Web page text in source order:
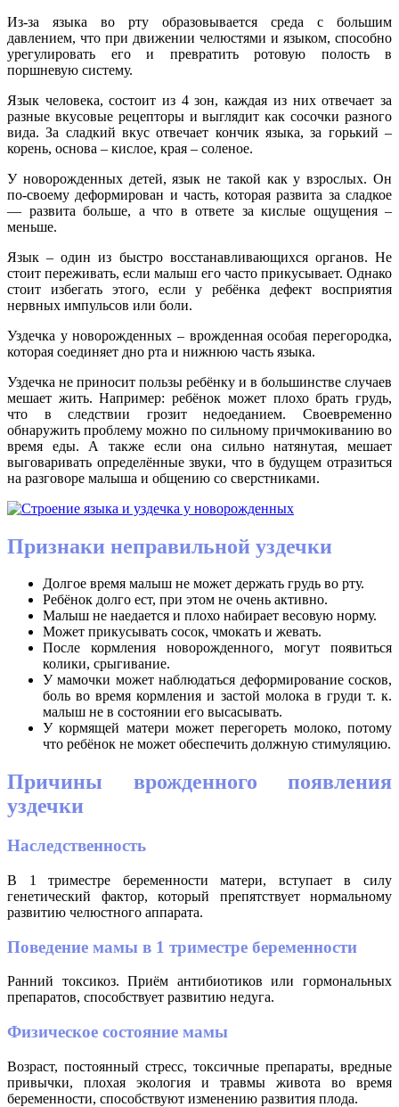
Из-за языка во рту образовывается среда с большим
давлением, что при движении челюстями и языком, способно
урегулировать его и превратить ротовую полость в
поршневую систему.
Язык человека, состоит из 4 зон, каждая из них отвечает за
разные вкусовые рецепторы и выглядит как сосочки разного
вида. За сладкий вкус отвечает кончик языка, за горький –
корень, основа – кислое, края – соленое.
У новорожденных детей, язык не такой как у взрослых. Он
по-своему деформирован и часть, которая развита за сладкое
— развита больше, а что в ответе за кислые ощущения –
меньше.
Язык – один из быстро восстанавливающихся органов. Не
стоит переживать, если малыш его часто прикусывает. Однако
стоит избегать этого, если у ребёнка дефект восприятия
нервных импульсов или боли.
Уздечка у новорожденных – врожденная особая перегородка,
которая соединяет дно рта и нижнюю часть языка.
Уздечка не приносит пользы ребёнку и в большинстве случаев
мешает жить. Например: ребёнок может плохо брать грудь,
что в следствии грозит недоеданием. Своевременно
обнаружить проблему можно по сильному причмокиванию во
время еды. А также если она сильно натянутая, мешает
выговаривать определённые звуки, что в будущем отразиться
на разговоре малыша и общению со сверстниками.
Признаки неправильной уздечки
Долгое время малыш не может держать грудь во рту.
Ребёнок долго ест, при этом не очень активно.
Малыш не наедается и плохо набирает весовую норму.
Может прикусывать сосок, чмокать и жевать.
После кормления новорожденного, могут появиться
колики, срыгивание.
У мамочки может наблюдаться деформирование сосков,
боль во время кормления и застой молока в груди т. к.
малыш не в состоянии его высасывать.
У кормящей матери может перегореть молоко, потому
что ребёнок не может обеспечить должную стимуляцию.
Причины врожденного появления
уздечки
Наследственность
В 1 триместре беременности матери, вступает в силу
генетический фактор, который препятствует нормальному
развитию челюстного аппарата.
Поведение мамы в 1 триместре беременности
Ранний токсикоз. Приём антибиотиков или гормональных
препаратов, способствует развитию недуга.
Физическое состояние мамы
Возраст, постоянный стресс, токсичные препараты, вредные
привычки, плохая экология и травмы живота во время
беременности, способствуют изменению развития плода.